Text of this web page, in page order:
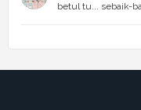
betul tu... sebaik-